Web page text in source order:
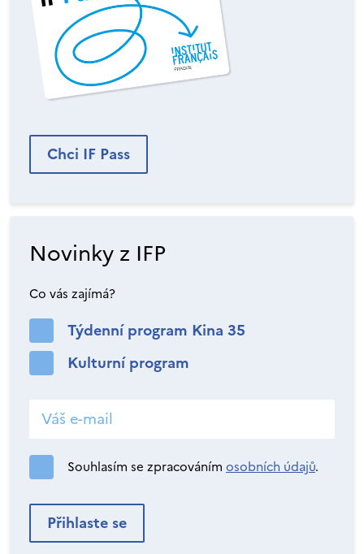
Chci IF Pass
Novinky z IFP
Co vás zajímá?
Týdenní program Kina 35
Kulturní program
Souhlasím se zpracováním osobních údajů.